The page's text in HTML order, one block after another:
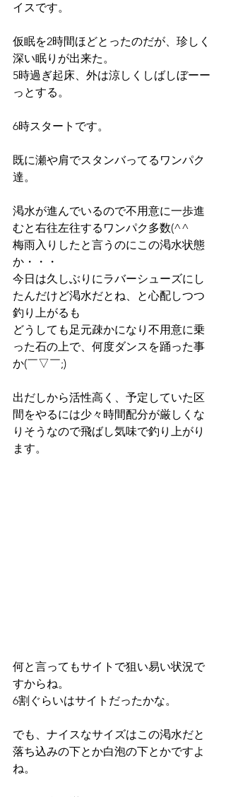
イスです。
仮眠を2時間ほどとったのだが、珍しく
深い眠りが出来た。
5時過ぎ起床、外は涼しくしばしぼーー
っとする。
6時スタートです。
既に瀬や肩でスタンバってるワンパク
達。
渇水が進んでいるので不用意に一歩進
むと右往左往するワンパク多数(^^ゞ
梅雨入りしたと言うのにこの渇水状態
か・・・
今日は久しぶりにラバーシューズにし
たんだけど渇水だとね、と心配しつつ
釣り上がるも
どうしても足元疎かになり不用意に乗
った石の上で、何度ダンスを踊った事
か(￣▽￣;)
出だしから活性高く、予定していた区
間をやるには少々時間配分が厳しくな
りそうなので飛ばし気味で釣り上がり
ます。
何と言ってもサイトで狙い易い状況で
すからね。
6割ぐらいはサイトだったかな。
でも、ナイスなサイズはこの渇水だと
落ち込みの下とか白泡の下とかですよ
ね。